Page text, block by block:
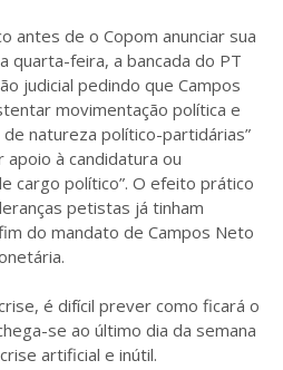
antes de o Copom anunciar sua
quarta-feira, a bancada do PT
judicial pedindo que Campos
movimentação política e
natureza político-partidárias”
apoio à candidatura ou
cargo político”. O efeito prático
petistas já tinham
do mandato de Campos Neto
é difícil prever como ficará o
se ao último dia da semana
artificial e inútil.